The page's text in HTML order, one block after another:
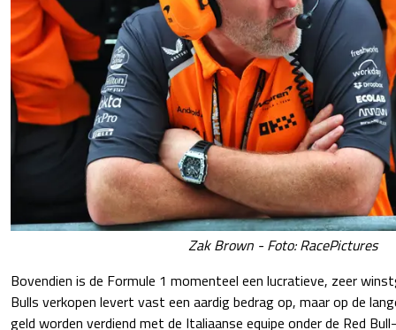
Zak Brown - Foto: RacePictures
Bovendien is de Formule 1 momenteel een lucratieve, zeer
Bulls verkopen levert vast een aardig bedrag op, maar op de
geld worden verdiend met de Italiaanse equipe onder de Red